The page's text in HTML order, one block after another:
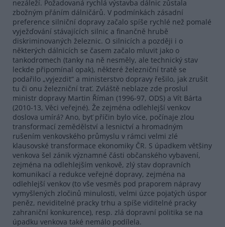
nezáleží. Požadovaná rychlá výstavba dálnic zůstala
zbožným přáním dálničárů. V podmínkách zásadní
preference silniční dopravy začalo spíše rychlé než pomalé
vyježďování stávajících silnic a finančně hrubě
diskriminovaných železnic. O silnicích a později i o
některých dálnicích se časem začalo mluvit jako o
tankodromech (tanky na ně nesměly, ale technický stav
leckde připomínal opak), některé železniční tratě se
podařilo „vyjezdit“ a ministerstvo dopravy řešilo, jak zrušit
tu či onu železniční trať. Zvláště neblaze zde proslul
ministr dopravy Martin Říman (1996-97, ODS) a Vít Bárta
(2010-13, Věci veřejné). Že zejména odlehlejší venkov
doslova umírá? Ano, byť příčin bylo více, počínaje zlou
transformací zemědělství a lesnictví a hromadným
rušením venkovského průmyslu v rámci velmi zlé
klausovské transformace ekonomiky ČR. S úpadkem většiny
venkova šel zánik významné části občanského vybavení,
zejména na odlehlejším venkově, zlý stav dopravních
komunikací a redukce veřejné dopravy, zejména na
odlehlejší venkov (to vše vesměs pod praporem nápravy
vymyšlených zločinů minulosti, velmi úzce pojatých úspor
peněz, neviditelné pracky trhu a spíše viditelné pracky
zahraniční konkurence), resp. zlá dopravní politika se na
úpadku venkova také nemálo podílela.